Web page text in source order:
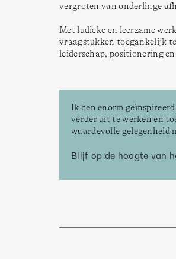
vergroten van onderlinge
Met ludieke en leerzame
vraagstukken toegankelijk
leiderschap, positionering
Ik ben enorm
verder uit te werken en
waardevolle gelegenheid
Blijf op de hoogte van